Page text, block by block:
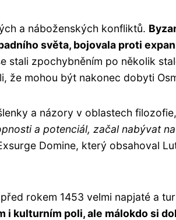
a náboženských konfliktů.
světa, bojovala proti
stali zpochybněním po několik
že mohou být nakonec dobyti
a názory v oblastech
a potenciál, začal nabývat
Domine, který obsahoval
rokem 1453 velmi napjaté a
i kulturním poli, ale málokdo si